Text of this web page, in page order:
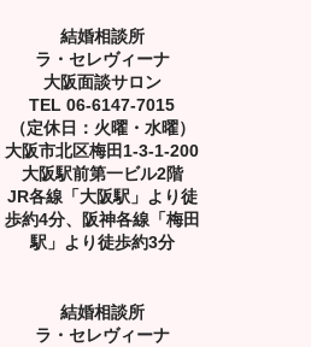
結婚相談所
ラ・セレヴィーナ
大阪面談サロン
TEL 06-6147-7015
（定休日：火曜・水曜）
大阪市北区梅田1-3-1-200
大阪駅前第一ビル2階
JR各線「大阪駅」より徒
歩約4分、阪神各線「梅田
駅」より徒歩約3分
結婚相談所
ラ・セレヴィーナ